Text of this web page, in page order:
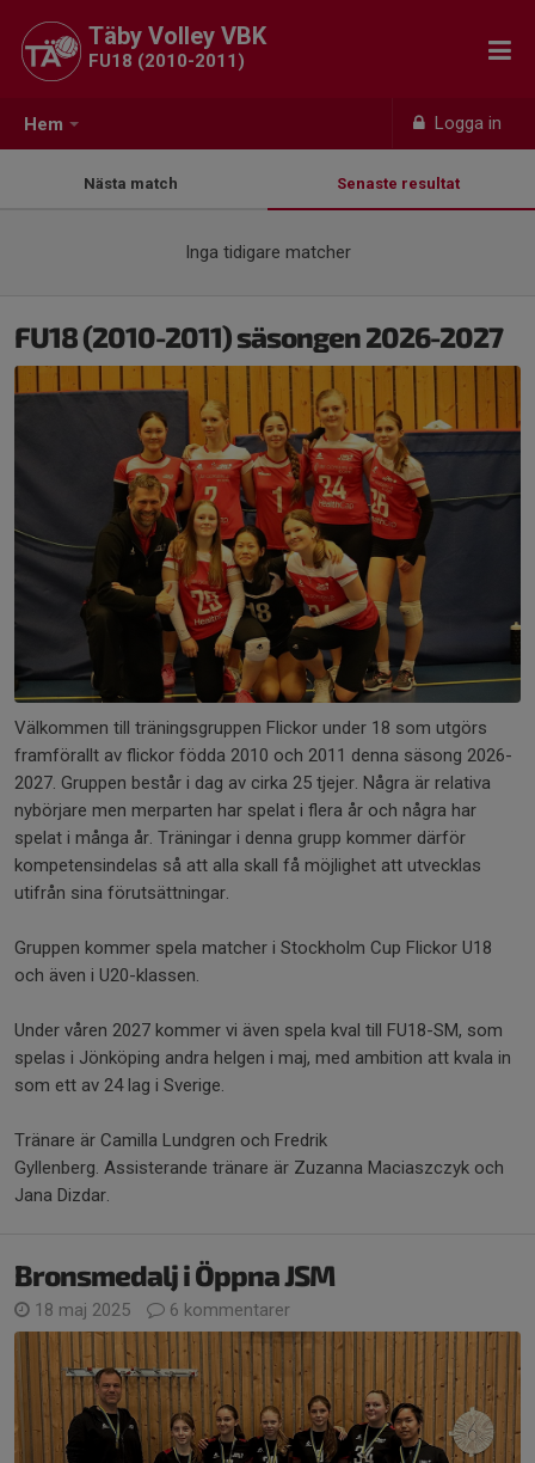
Hem Logga in
Täby Volley VBK
FU18 (2010-2011)
Nästa match Senaste resultat
Inga tidigare matcher
FU18 (2010-2011) säsongen 2026-2027
Välkommen till träningsgruppen Flickor under 18 som utgörs
framförallt av flickor födda 2010 och 2011 denna säsong 2026-
2027. Gruppen består i dag av cirka 25 tjejer. Några är relativa
nybörjare men merparten har spelat i flera år och några har
spelat i många år. Träningar i denna grupp kommer därför
kompetensindelas så att alla skall få möjlighet att utvecklas
utifrån sina förutsättningar.
Gruppen kommer spela matcher i Stockholm Cup Flickor U18
och även i U20-klassen.
Under våren 2027 kommer vi även spela kval till FU18-SM, som
spelas i Jönköping andra helgen i maj, med ambition att kvala in
som ett av 24 lag i Sverige.
Tränare är Camilla Lundgren och Fredrik
Gyllenberg. Assisterande tränare är Zuzanna Maciaszczyk och
Jana Dizdar.
Bronsmedalj i Öppna JSM
18 maj 2025 6 kommentarer